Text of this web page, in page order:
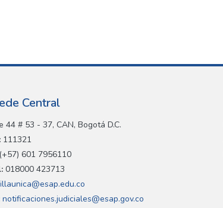
Central
44 # 53 - 37, CAN, Bogotá D.C.
111321
(+57) 601 7956110
018000 423713
notificaciones.judiciales@esap.gov.co